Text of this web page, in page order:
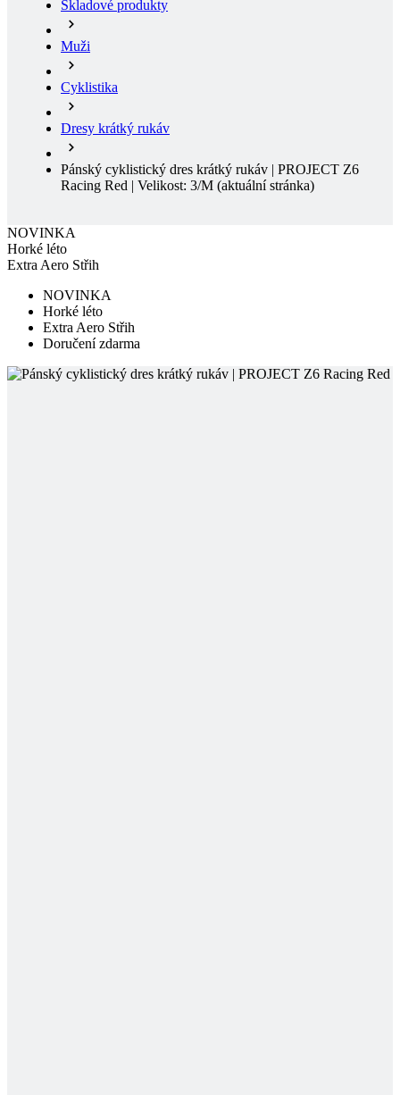
Cyklistika
Dresy krátký rukáv
Pánský cyklistický dres krátký rukáv | PROJECT Z6
Racing Red | Velikost: 3/M
NOVINKA
Horké léto
Extra Aero Střih
Horké léto
Extra Aero Střih
Doručení zdarma